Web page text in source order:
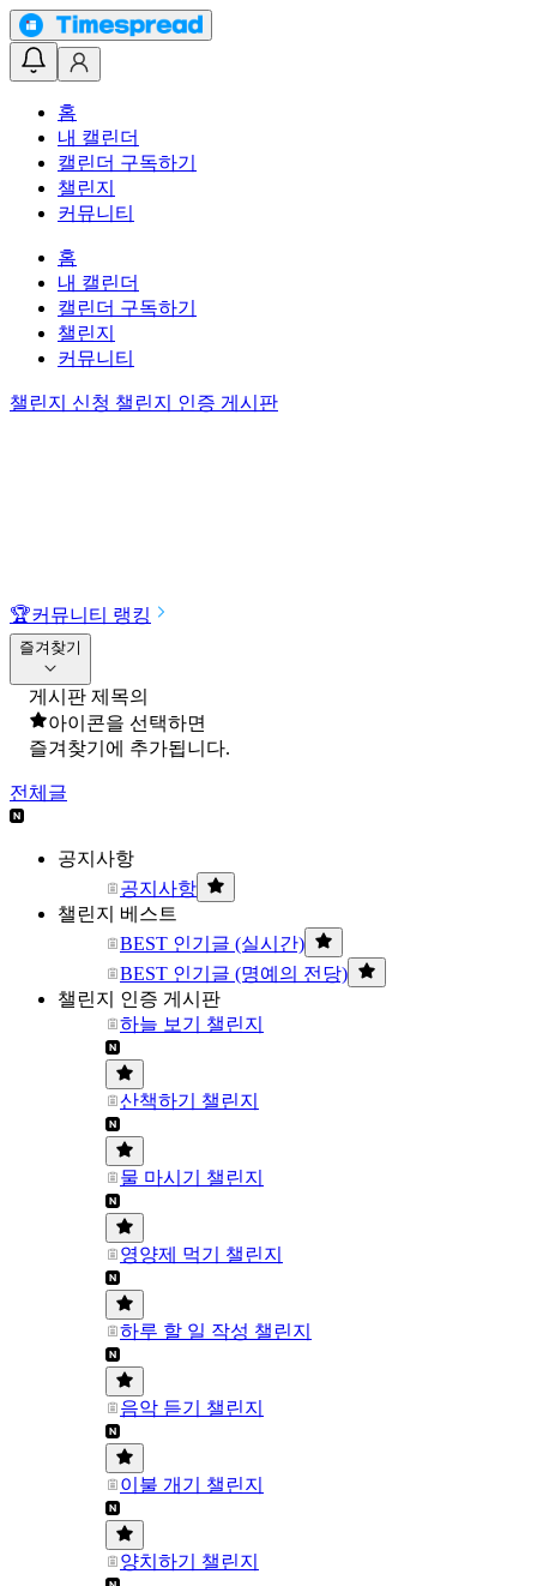
홈
내 캘린더
캘린더 구독하기
챌린지
커뮤니티
홈
내 캘린더
캘린더 구독하기
챌린지
커뮤니티
챌린지 신청 챌린지 인증 게시판
🏆커뮤니티 랭킹
즐겨찾기
게시판 제목의
아이콘을 선택하면
즐겨찾기에 추가됩니다.
전체글
공지사항
공지사항
챌린지 베스트
BEST 인기글 (실시간)
BEST 인기글 (명예의 전당)
챌린지 인증 게시판
하늘 보기 챌린지
산책하기 챌린지
물 마시기 챌린지
영양제 먹기 챌린지
하루 할 일 작성 챌린지
음악 듣기 챌린지
이불 개기 챌린지
양치하기 챌린지